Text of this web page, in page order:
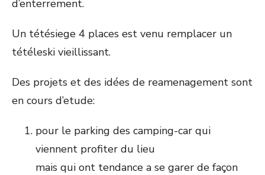
d’enterrement.
Un tétésiege 4 places est venu remplacer un
tétéleski vieillissant.
Des projets et des idées de reamenagement sont
en cours d’etude:
pour le parking des camping-car qui
viennent profiter du lieu
mais qui ont tendance a se garer de façon